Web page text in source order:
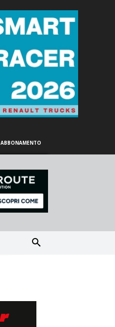
ABBONAMENTO